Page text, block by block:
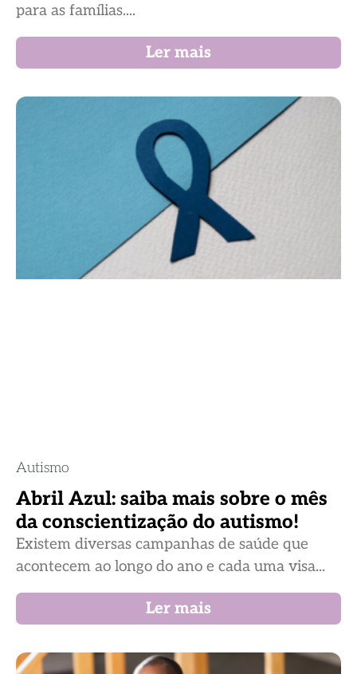
para as famílias....
Ler mais
Autismo
Abril Azul: saiba mais sobre o mês
da conscientização do autismo!
Existem diversas campanhas de saúde que
acontecem ao longo do ano e cada uma visa...
Ler mais